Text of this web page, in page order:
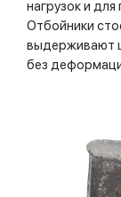
нагрузок и
Отбойники
выдерживают
без